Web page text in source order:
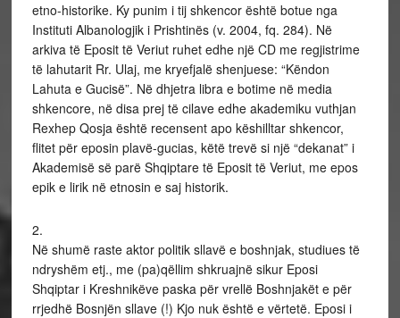
etno-historike. Ky punim i tij shkencor është botue nga
Instituti Albanologjik i Prishtinës (v. 2004, fq. 284). Në
arkiva të Eposit të Veriut ruhet edhe një CD me regjistrime
të lahutarit Rr. Ulaj, me kryefjalë shenjuese: “Këndon
Lahuta e Gucisë”. Në dhjetra libra e botime në media
shkencore, në disa prej të cilave edhe akademiku vuthjan
Rexhep Qosja është recensent apo këshilltar shkencor,
flitet për eposin plavë-gucias, këtë trevë si një “dekanat” i
Akademisë së parë Shqiptare të Eposit të Veriut, me epos
epik e lirik në etnosin e saj historik.
2.
Në shumë raste aktor politik sllavë e boshnjak, studiues të
ndryshëm etj., me (pa)qëllim shkruajnë sikur Eposi
Shqiptar i Kreshnikëve paska për vrellë Boshnjakët e për
rrjedhë Bosnjën sllave (!) Kjo nuk është e vërtetë. Eposi i